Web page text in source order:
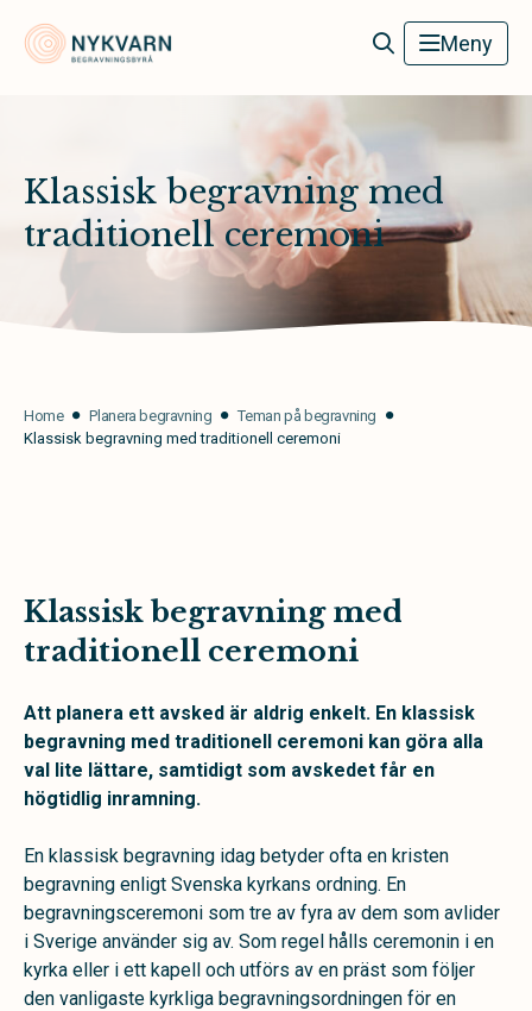
Nykvarn Begravningsbyrå Meny
Klassisk begravning med
traditionell ceremoni
Home Planera begravning
Teman på begravning
Klassisk begravning med traditionell ceremoni
Klassisk begravning med
traditionell ceremoni
Att planera ett avsked är aldrig enkelt. En klassisk
begravning med traditionell ceremoni kan göra alla
val lite lättare, samtidigt som avskedet får en
högtidlig inramning.
En klassisk begravning idag betyder ofta en kristen
begravning enligt Svenska kyrkans ordning. En
begravningsceremoni som tre av fyra av dem som avlider
i Sverige använder sig av. Som regel hålls ceremonin i en
kyrka eller i ett kapell och utförs av en präst som följer
den vanligaste kyrkliga begravningsordningen för en